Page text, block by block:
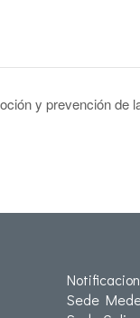
y prevención de
Sede